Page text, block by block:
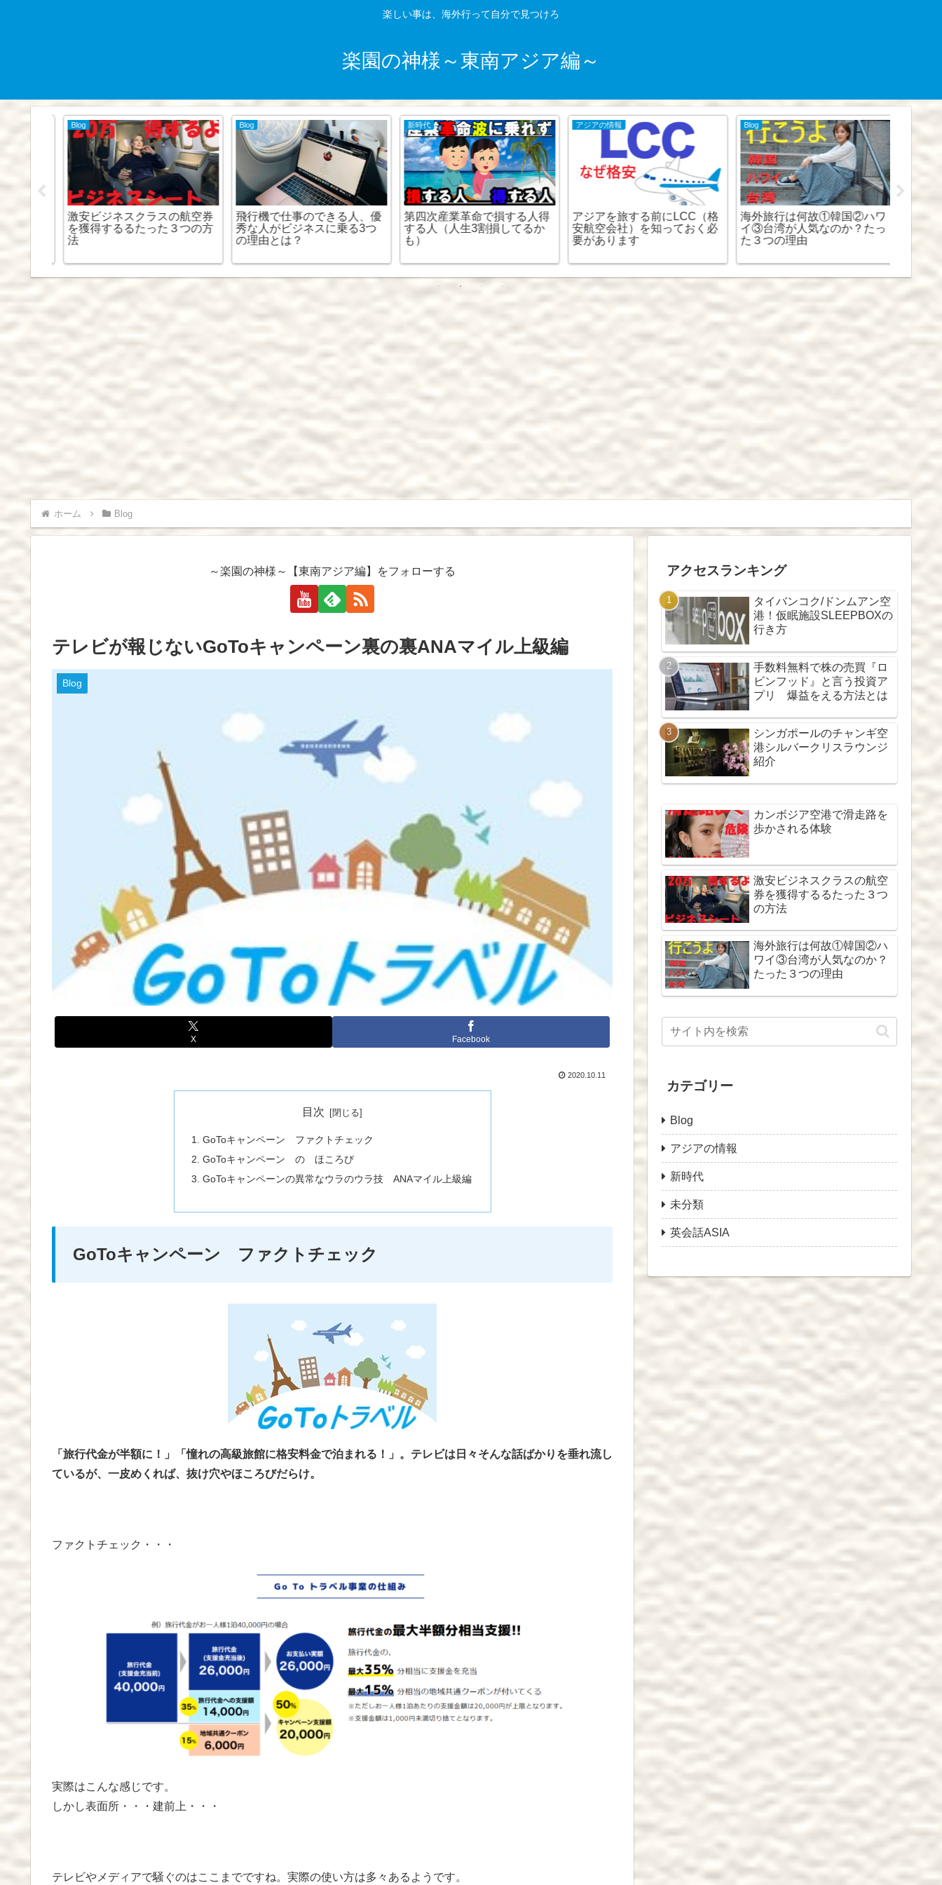
楽しい事は、海外行って自分で見つけろ
楽園の神様～東南アジア編～
Blog
激安ビジネスクラスの航空券
を獲得するるたった３つの方
法
Blog
飛行機で仕事のできる人、優
秀な人がビジネスに乗る3つ
の理由とは？
新時代
第四次産業革命で損する人得
する人（人生3割損してるか
も）
アジアの情報
アジアを旅する前にLCC（格
安航空会社）を知っておく必
要があります
Blog
海外旅行は何故①韓国②ハワ
イ③台湾が人気なのか？たっ
た３つの理由
ホーム Blog
～楽園の神様～【東南アジア編】をフォローする
テレビが報じないGoToキャンペーン裏の裏ANAマイル上級編
Blog
X Facebook
2020.10.11
目次
GoToキャンペーン ファクトチェック
GoToキャンペーン の ほころび
GoToキャンペーンの異常なウラのウラ技 ANAマイル上級編
GoToキャンペーン ファクトチェック
「旅行代金が半額に！」「憧れの高級旅館に格安料金で泊まれる！」。テレビは日々そんな話ばかりを垂れ流し
ているが、一皮めくれば、抜け穴やほころびだらけ。
ファクトチェック・・・
実際はこんな感じです。
しかし表面所・・・建前上・・・
テレビやメディアで騒ぐのはここまでですね。実際の使い方は多々あるようです。
アクセスランキング
タイバンコク/ドンムアン空
港！仮眠施設SLEEPBOXの
行き方
手数料無料で株の売買『ロ
ビンフッド』と言う投資ア
プリ 爆益をえる方法とは
シンガポールのチャンギ空
港シルバークリスラウンジ
紹介
カンボジア空港で滑走路を
歩かされる体験
激安ビジネスクラスの航空
券を獲得するるたった３つ
の方法
海外旅行は何故①韓国②ハ
ワイ③台湾が人気なのか？
たった３つの理由
カテゴリー
Blog
アジアの情報
新時代
未分類
英会話ASIA